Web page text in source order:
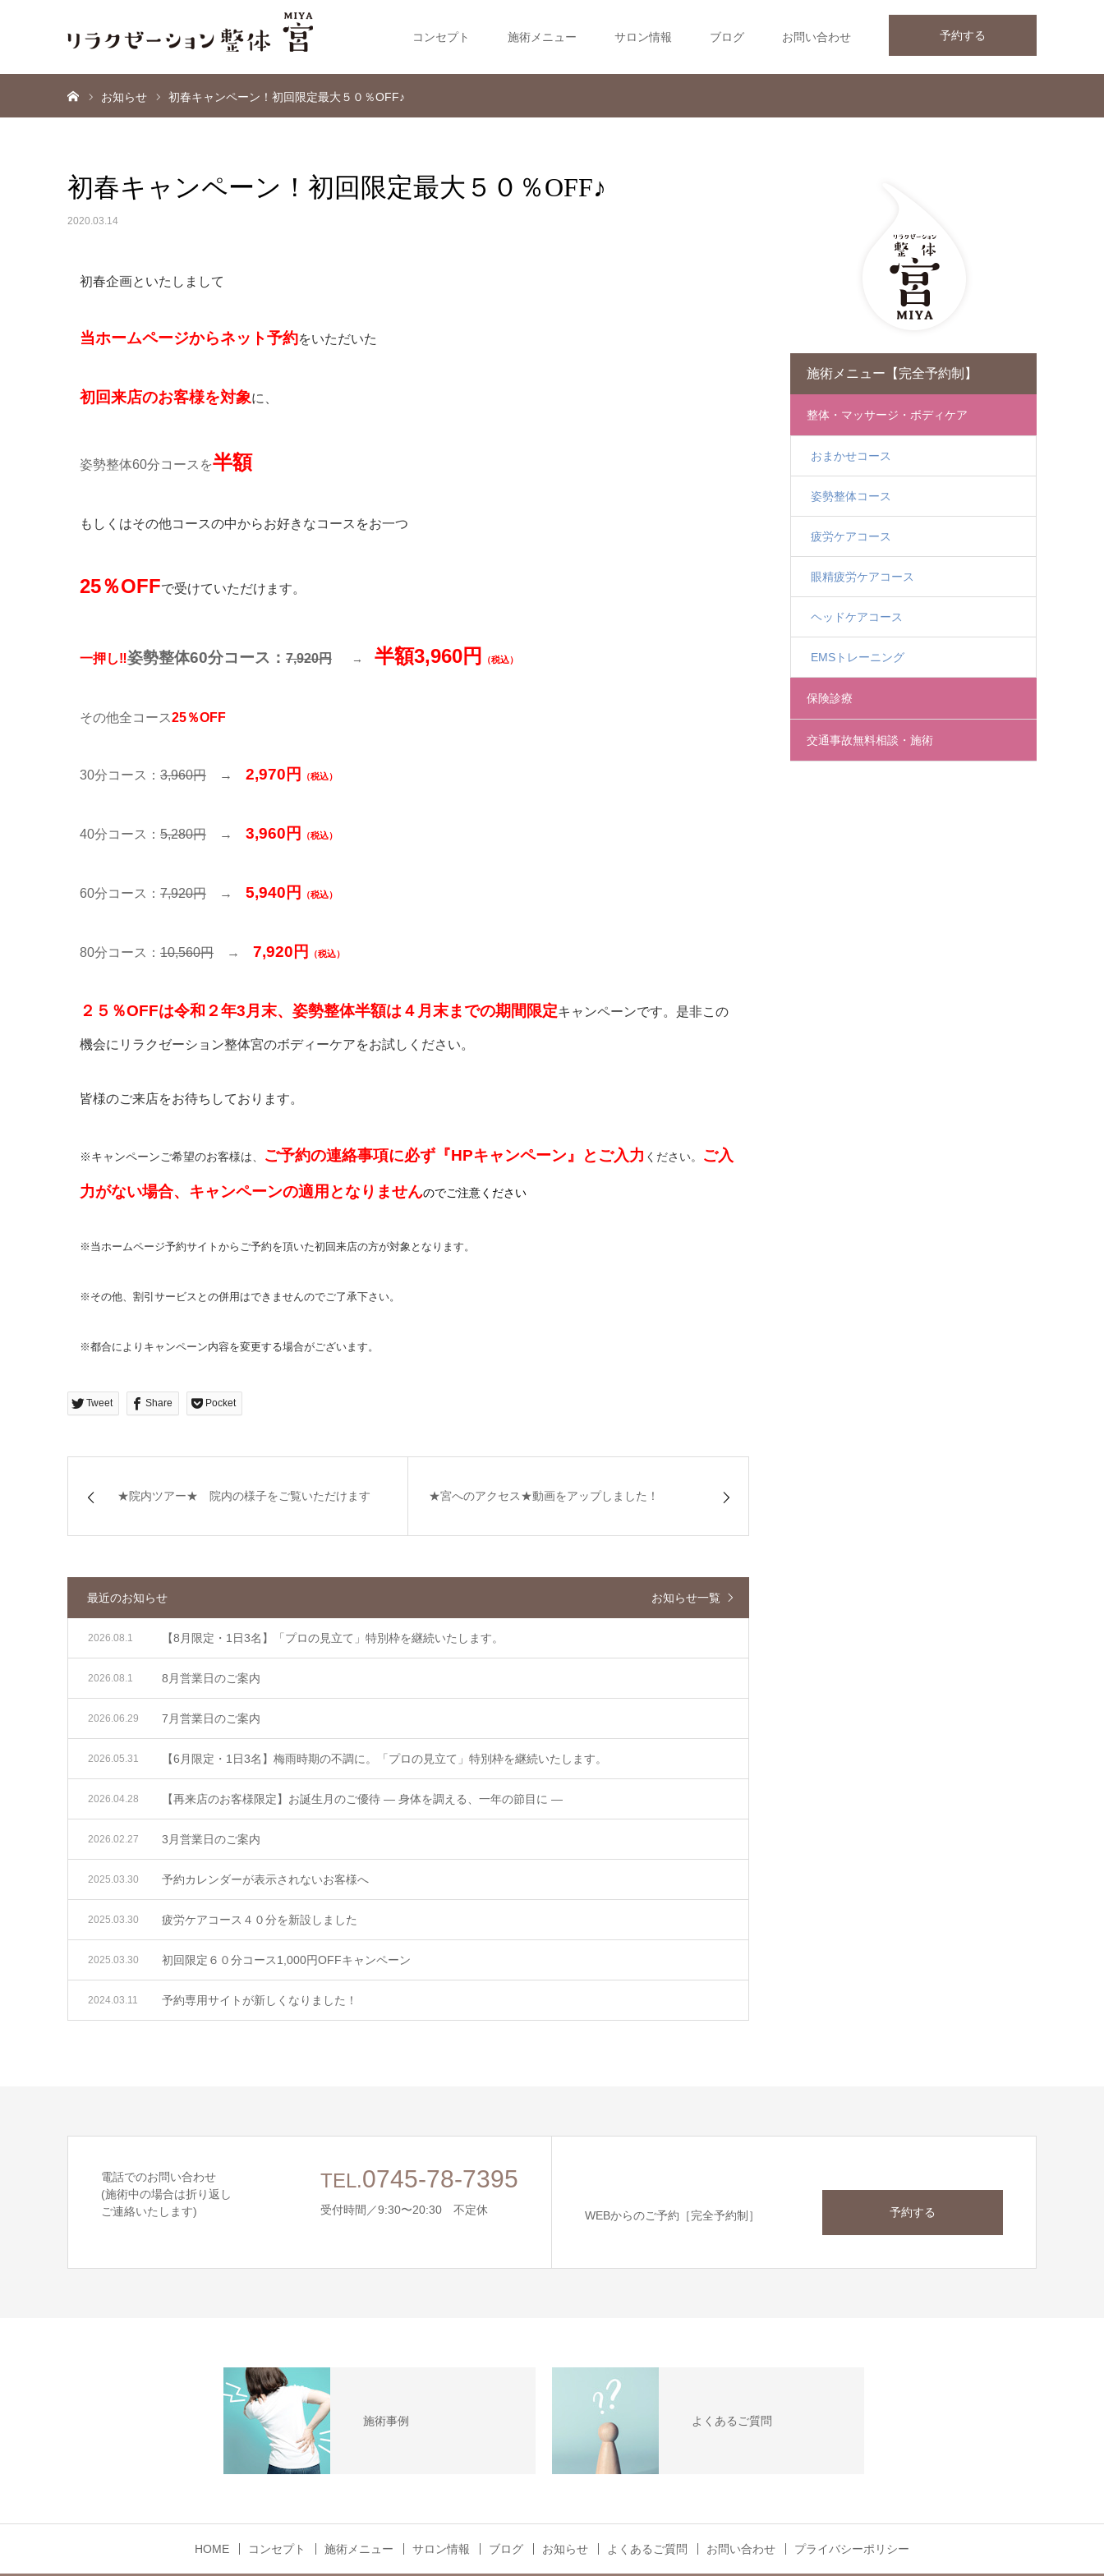
予約する
コンセプト 施術メニュー サロン情報 ブログ お問い合わせ
お知らせ 初春キャンペーン！初回限定最大５０％OFF♪
初春キャンペーン！初回限定最大５０％OFF♪
2020.03.14
初春企画といたしまして
当ホームページからネット予約をいただいた
初回来店のお客様を対象に、
姿勢整体60分コースを半額
もしくはその他コースの中からお好きなコースをお一つ
25％OFFで受けていただけます。
一押し‼姿勢整体60分コース： 7,920円 → 半額3,960円 （税込）
その他全コース25％OFF
30分コース： 3,960円 → 2,970 円 （税込）
40分コース： 5,280円 → 3,960 円 （税込）
60分コース： 7,920円 → 5,940円 （税込）
80分コース： 10,560円 → 7,920円 （税込）
２５％OFFは令和２年3月末、姿勢整体半額は４月末までの期間限定キャンペーンです。是非この
機会にリラクゼーション整体宮のボディーケアをお試しください。
皆様のご来店をお待ちしております。
※キャンペーンご希望のお客様は、 ご予約の連絡事項に必ず『HPキャンペーン』とご入力 ください。 ご入
力がない場合、キャンペーンの適用となりませんのでご注意ください
※当ホームページ予約サイトからご予約を頂いた初回来店の方が対象となります。
※その他、割引サービスとの併用はできませんのでご了承下さい。
※都合によりキャンペーン内容を変更する場合がございます。
Tweet Share Pocket
★院内ツアー★ 院内の様子をご覧いただけます ★宮へのアクセス★動画をアップしました！
最近のお知らせ お知らせ一覧
【8月限定・1日3名】「プロの見立て」特別枠を継続いたします。
2026.08.1
8月営業日のご案内
2026.08.1
7月営業日のご案内
2026.06.29
【6月限定・1日3名】梅雨時期の不調に。「プロの見立て」特別枠を継続いたします。
2026.05.31
【再来店のお客様限定】お誕生月のご優待 ― 身体を調える、一年の節目に ―
2026.04.28
3月営業日のご案内
2026.02.27
予約カレンダーが表示されないお客様へ
2025.03.30
疲労ケアコース４０分を新設しました
2025.03.30
初回限定６０分コース1,000円OFFキャンペーン
2025.03.30
予約専用サイトが新しくなりました！
2024.03.11
施術メニュー【完全予約制】
整体・マッサージ・ボディケア
おまかせコース
姿勢整体コース
疲労ケアコース
眼精疲労ケアコース
ヘッドケアコース
EMSトレーニング
保険診療
交通事故無料相談・施術
電話でのお問い合わせ
(施術中の場合は折り返し
ご連絡いたします)
TEL.0745-78-7395
受付時間／9:30〜20:30 不定休 WEBからのご予約［完全予約制］ 予約する
施術事例 よくあるご質問
HOME コンセプト 施術メニュー サロン情報 ブログ お知らせ よくあるご質問 お問い合わせ プライバシーポリシー